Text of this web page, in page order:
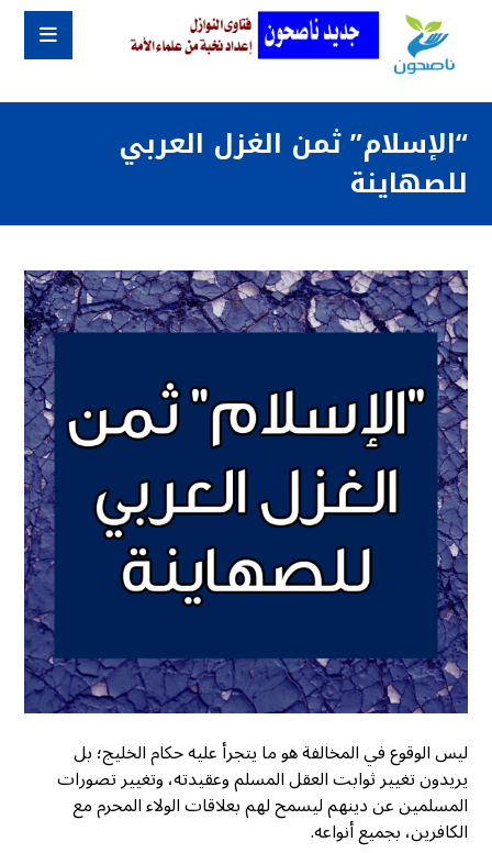
“الإسلام” ثمن الغزل العربي
للصهاينة
ليس الوقوع في المخالفة هو ما يتجرأ عليه حكام الخليج؛ بل
يريدون تغيير ثوابت العقل المسلم وعقيدته، وتغيير تصورات
المسلمين عن دينهم ليسمح لهم بعلاقات الولاء المحرم مع
الكافرين، بجميع أنواعه.